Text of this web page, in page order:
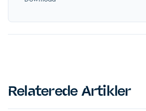
Relaterede Artikler